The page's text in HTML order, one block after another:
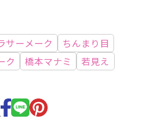
サーメーク
ちんまり目
ク 橋本マナミ 若見え